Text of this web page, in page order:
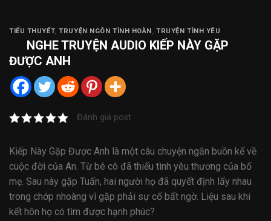
TIỂU THUYẾT,TRUYỆN NGÔN TÌNH HOÀN,TRUYỆN TÌNH YÊU
NGHETRUYỆN AUDIO KIẾP NÀY GẶP
ĐƯỢC ANH
Đánh giá post
Kiếp Này Gặp Được Anh là một câu chuyện ngắn buồn kể về
cuộc đời của An. Từ bé cô đã thiếu tình yêu thương của bố
mẹ. Sau này gặp Tuấn, hai người họ đã quyết định lấy nhau
trong chớp nhoàng vì gặp phải sự cố bất ngờ. Liệu sau khi
kết hôn họ có tìm được hạnh phúc?